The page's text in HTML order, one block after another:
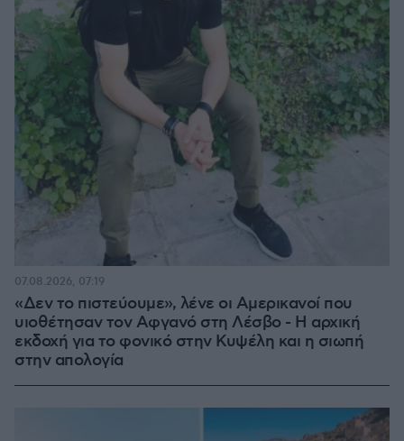
«Δεν το πιστεύουμε», λένε οι Αμερικανοί που
υιοθέτησαν τον Αφγανό στη Λέσβο - Η αρχική
εκδοχή για το φονικό στην Κυψέλη και η σιωπή
στην απολογία
07.08.2026, 07:19